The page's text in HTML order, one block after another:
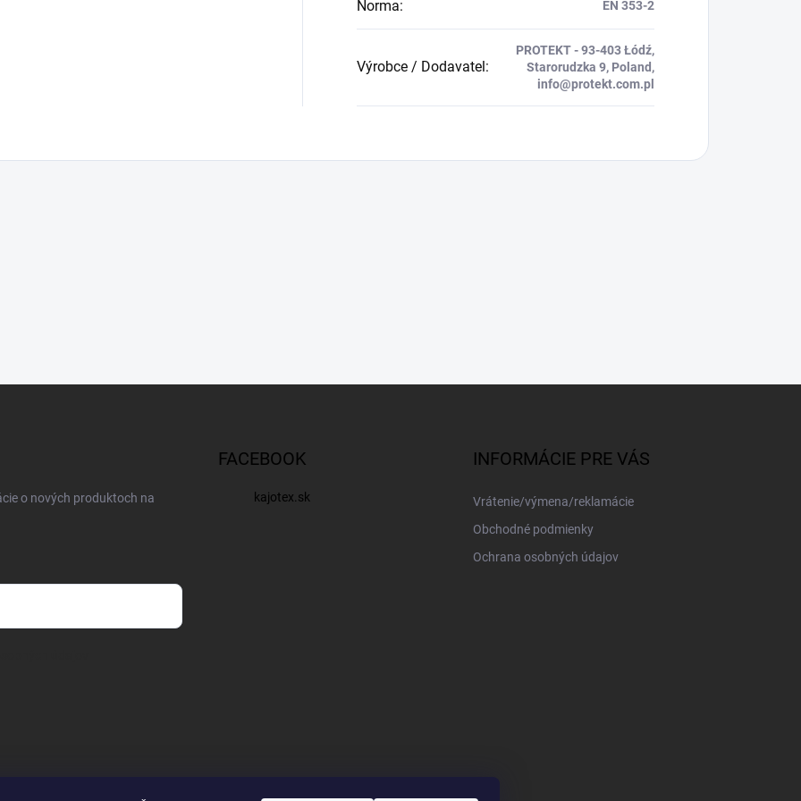
Norma: EN 353-2
Výrobce / Dodavatel:
PROTEKT - 93-403 Łódź,
Starorudzka 9, Poland,
info@protekt.com.pl
o nových produktoch na
FACEBOOK
kajotex.sk
INFORMÁCIE PRE VÁS
Vrátenie/výmena/reklamácie
Obchodné podmienky
Ochrana osobných údajov